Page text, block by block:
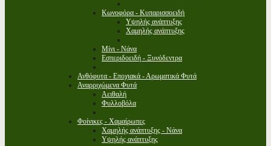
Κωνοφόρα - Κυπαρισσοειδή
Υψηλής ανάπτυξης
Χαμηλής ανάπτυξης
Μίνι - Νάνα
Εσπεριδοειδή - Ξυνόδεντρα
Ανθόφυτα - Εποχιακά - Αρωματικά Φυτά
Αναρριχώμενα Φυτά
Αειθαλή
Φυλλοβόλα
Φοίνικες - Χαμαίρωπες
Χαμηλής ανάπτυξης - Νάνα
Υψηλής ανάπτυξης